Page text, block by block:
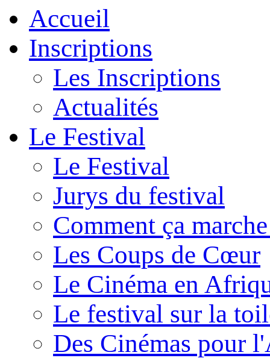
Accueil
Inscriptions
Les Inscriptions
Actualités
Le Festival
Le Festival
Jurys du festival
Comment ça
Les Coups de Cœur
Le Cinéma en
Le festival sur la
Des Cinémas pour